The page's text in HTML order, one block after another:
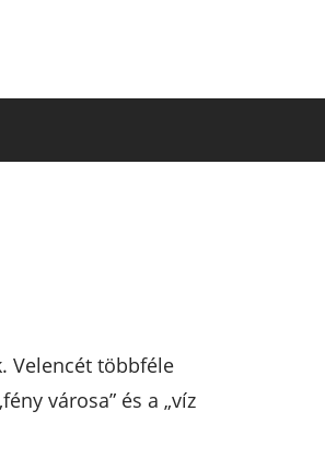
Velencét többféle
városa” és a „víz